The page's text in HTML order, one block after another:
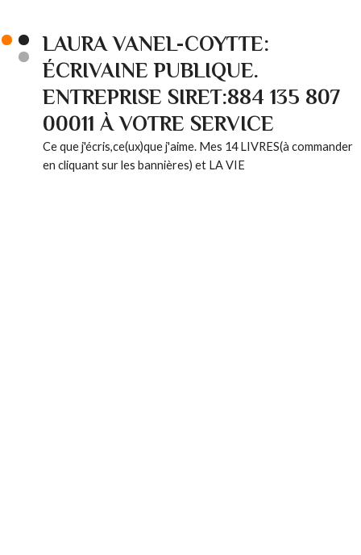
LAURA VANEL-COYTTE:
ÉCRIVAINE PUBLIQUE.
ENTREPRISE SIRET:884 135 807
00011 À VOTRE SERVICE
Ce que j'écris,ce(ux)que j'aime. Mes 14 LIVRES(à commander
en cliquant sur les bannières) et LA VIE